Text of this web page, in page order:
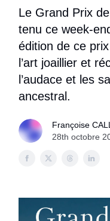
Le Grand Prix
tenu ce week-
édition de ce
l’art joaillier et
l’audace et les
ancestral.
Françoise
28th octobre